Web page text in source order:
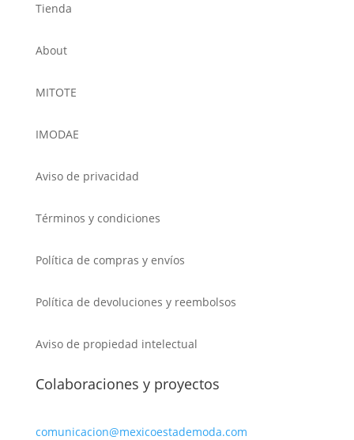
Tienda
About
MITOTE
IMODAE
Aviso de privacidad
Términos y condiciones
Política de compras y envíos
Política de devoluciones y reembolsos
Aviso de propiedad intelectual
Colaboraciones y proyectos
comunicacion@mexicoestademoda.com